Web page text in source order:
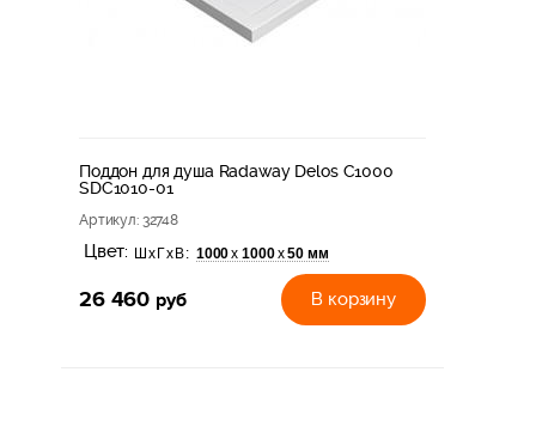
Поддон для душа Radaway Delos C1000
SDC1010-01
Артикул: 32748
Цвет: ШхГхВ: 1000х 1000х 50 мм
26 460 руб В корзину